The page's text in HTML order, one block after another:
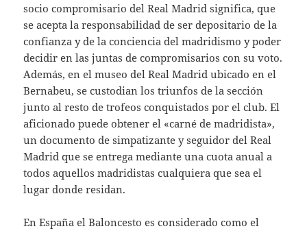
socio compromisario del Real Madrid significa, que
se acepta la responsabilidad de ser depositario de la
confianza y de la conciencia del madridismo y poder
decidir en las juntas de compromisarios con su voto.
Además, en el museo del Real Madrid ubicado en el
Bernabeu, se custodian los triunfos de la sección
junto al resto de trofeos conquistados por el club. El
aficionado puede obtener el «carné de madridista»,
un documento de simpatizante y seguidor del Real
Madrid que se entrega mediante una cuota anual a
todos aquellos madridistas cualquiera que sea el
lugar donde residan.
En España el Baloncesto es considerado como el